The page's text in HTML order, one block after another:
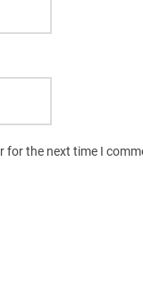
for the next time I